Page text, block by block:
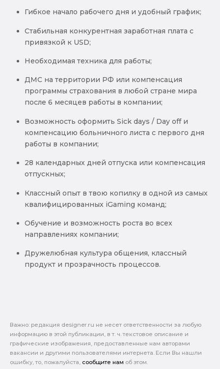
Гибкое начало рабочего дня и удобный график;
Стабильная конкурентная заработная плата с
привязкой к USD;
Необходимая техника для работы;
ДМС на территории РФ или компенсация
программы страхования в любой стране мира
после 6 месяцев работы в компании;
Возможность оформить Sick days / Day off и
компенсацию больничного листа с первого дня
работы в компании;
28 календарных дней отпуска или компенсация
отпускных;
Классный опыт в твою копилку в одной из самых
квалифицированных iGaming команд;
Обучение и возможность роста во всех
направлениях компании;
Дружелюбная культура общения, классный
продукт и прозрачность процессов.
Важно: pедакция designer.ru не несет ответственности за любую
информацию в этой публикации, в т. ч. текстовое описание и
графические изображения, предоставленные нам авторами
вакансии и другими пользователями интернета. Если Вы нашли
ошибку, то, пожалуйста, сообщите нам об этом.